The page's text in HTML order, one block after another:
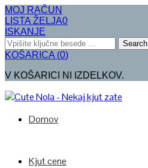
MOJ RAČUN
LISTA ŽELJA0
ISKANJE
Search
KOŠARICA (0)
V KOŠARICI NI IZDELKOV.
Domov
Kjut cene